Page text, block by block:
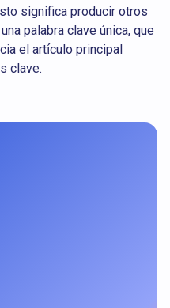
significa producir otros
palabra clave única, que
el artículo principal
clave.